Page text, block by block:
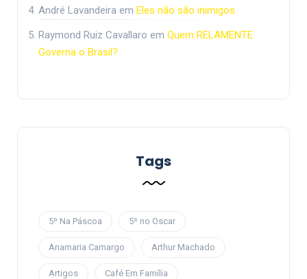
André Lavandeira em Eles não são inimigos
Raymond Ruiz Cavallaro em Quem RELAMENTE
Governa o Brasil?
Tags
5º Na Páscoa 5º no Oscar
Anamaria Camargo Arthur Machado
Artigos Café Em Família